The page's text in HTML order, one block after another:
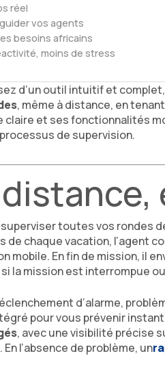
réel
vos agents
besoins africains
moins de stress
d’un outil intuitif et
, même à distance, en
claire et ses fonctionnalités
de supervision.
toutes vos rondes
de chaque vacation, l’agent
mobile. En fin de mission, il
la mission est interrompue
d’alarme,
pour vous prévenir
, avec une visibilité précise
l’absence de problème, un